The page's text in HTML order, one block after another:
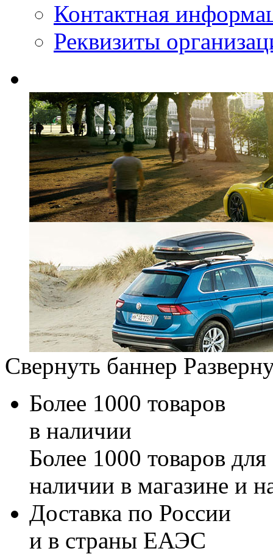
Контактная
Реквизиты
Свернуть баннер
Более 1000 товаров
в наличии
Более 1000 товаров
наличии в магазине и
Доставка по России
и в страны ЕАЭС